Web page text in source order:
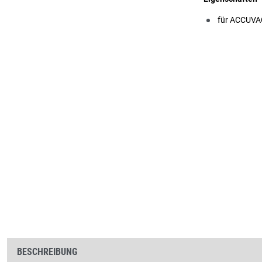
für
BESCHREIBUNG